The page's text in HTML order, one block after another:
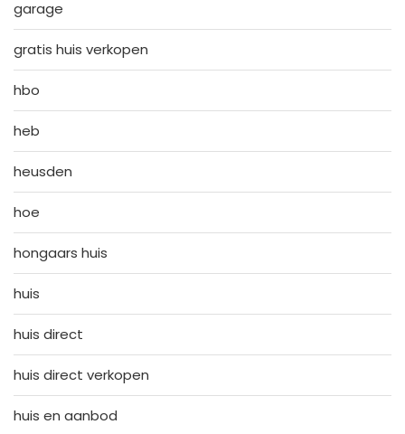
garage
gratis huis verkopen
hbo
heb
heusden
hoe
hongaars huis
huis
huis direct
huis direct verkopen
huis en aanbod